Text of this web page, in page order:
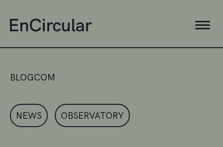
BLOGCOM
NEWS OBSERVATORY